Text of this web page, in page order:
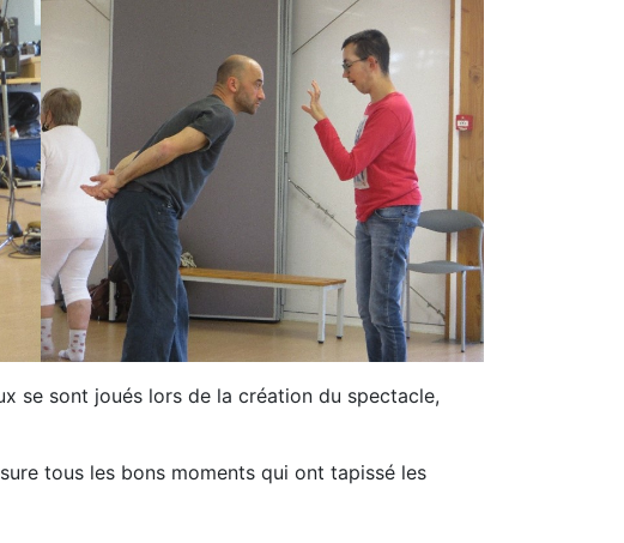
se sont joués lors de la création du spectacle,
tous les bons moments qui ont tapissé les